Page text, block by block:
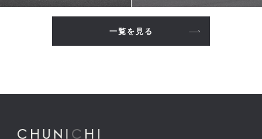
一覧を見る